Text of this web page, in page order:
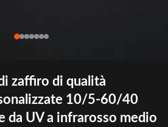
zaffiro di qualità
10/5-60/40
da UV a infrarosso medio